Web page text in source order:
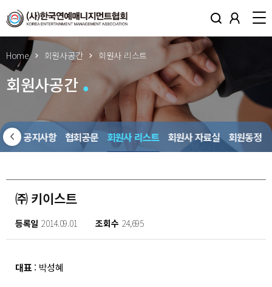
Home 회원사공간 회원사 리스트
회원사공간
원사 공지사항 협회공문 회원사 리스트 회원사 자료실 회원동정
㈜ 키이스트
등록일 2014.09.01 조회수 24,695
대표: 박성혜